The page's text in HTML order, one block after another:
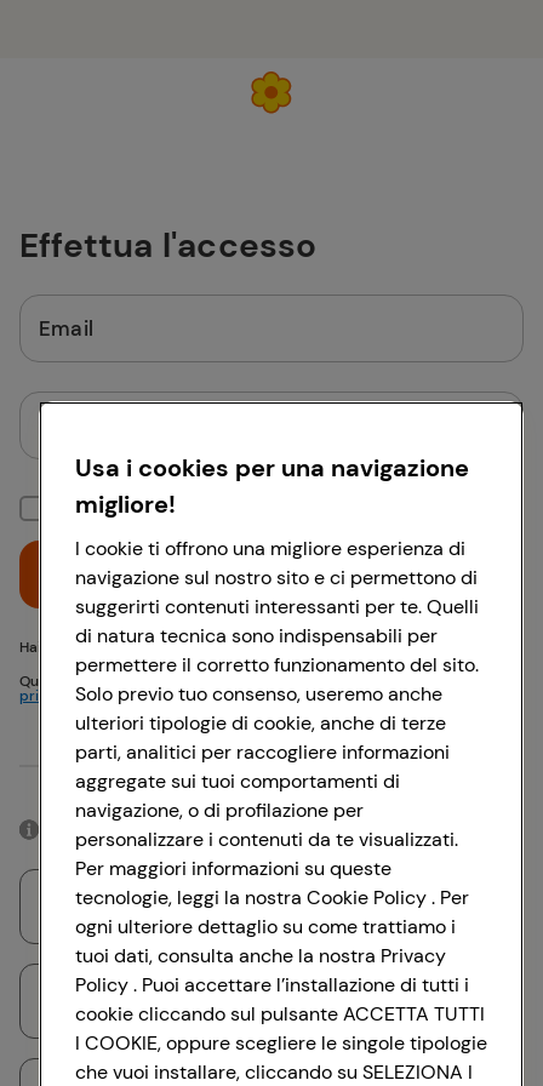
Effettua l'accesso
Email
Mantieni la sessione attiva
Hai problemi di accesso? {{recover-pwd}} o {{recover-email}}
Questo sito è protetto da reCAPTCHA e si applicano
privacy eTermini di servizioGoogle
Accedi
Oppure
Accedendo con il tuo account social, rimarrai connesso per 12 ore.
Accedi con Google
Usa i cookies per una navigazione
migliore!
I cookie ti offrono una migliore esperienza di
navigazione sul nostro sito e ci permettono di
suggerirti contenuti interessanti per te. Quelli
di natura tecnica sono indispensabili per
permettere il corretto funzionamento del sito.
Solo previo tuo consenso, useremo anche
ulteriori tipologie di cookie, anche di terze
parti, analitici per raccogliere informazioni
aggregate sui tuoi comportamenti di
navigazione, o di profilazione per
personalizzare i contenuti da te visualizzati.
Per maggiori informazioni su queste
tecnologie, leggi la nostra Cookie Policy . Per
ogni ulteriore dettaglio su come trattiamo i
tuoi dati, consulta anche la nostra Privacy
Policy . Puoi accettare l’installazione di tutti i
cookie cliccando sul pulsante ACCETTA TUTTI
I COOKIE, oppure scegliere le singole tipologie
che vuoi installare, cliccando su SELEZIONA I